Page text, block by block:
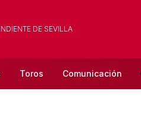
DE SEVILLA
Toros Comunicación